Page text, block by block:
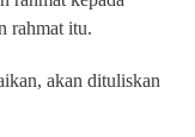
rahmat itu.
akan dituliskan